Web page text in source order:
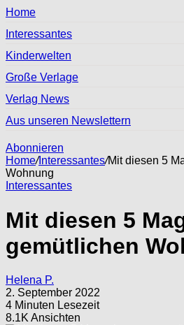
Home
Interessantes
Kinderwelten
Große Verlage
Verlag News
Aus unseren Newslettern
Abonnieren
Home/Interessantes/Mit diesen 5
Wohnung
Interessantes
Mit diesen 5
gemütlichen
Helena P.
2. September 2022
4 Minuten Lesezeit
8.1K Ansichten